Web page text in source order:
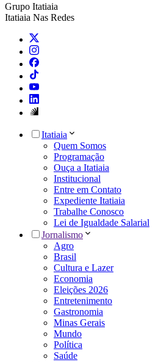
Grupo Itatiaia
Itatiaia Nas Redes
Itatiaia
Quem Somos
Programação
Ouça a Itatiaia
Institucional
Entre em Contato
Expediente Itatiaia
Trabalhe Conosco
Lei de Igualdade Salarial
Jornalismo
Agro
Brasil
Cultura e Lazer
Economia
Eleições 2026
Entretenimento
Gastronomia
Minas Gerais
Mundo
Política
Saúde